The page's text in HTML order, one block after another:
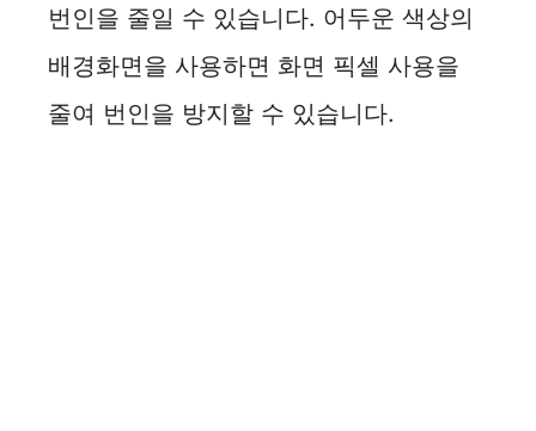
번인을 줄일 수 있습니다. 어두운 색상의
배경화면을 사용하면 화면 픽셀 사용을
줄여 번인을 방지할 수 있습니다.